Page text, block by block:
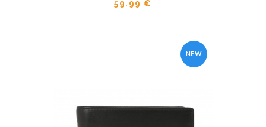
59.99 €
NEW